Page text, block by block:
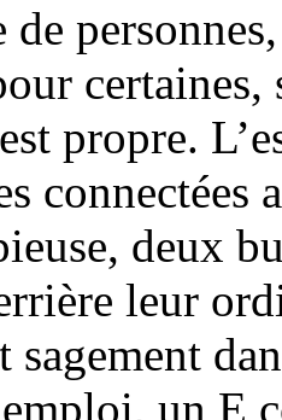
propre.
deux
leur
sagement
un E